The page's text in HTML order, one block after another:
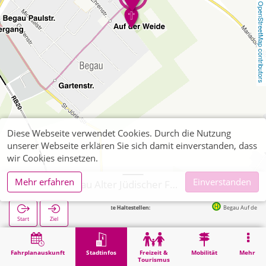
OpenStreetMap contributors
Fahrplanauskunft Stadtinfos
Freizeit &
Tourismus
Mobilität Mehr
Start Ziel
Nächste Haltestellen: Begau Auf der Weide in
Stadtinfos Alsdorf, Begau Alter Jüdischer Friedhof
Diese Webseite verwendet Cookies. Durch die Nutzung
unserer Webseite erklären Sie sich damit einverstanden, dass
wir Cookies einsetzen.
Mehr erfahren
Einverstanden